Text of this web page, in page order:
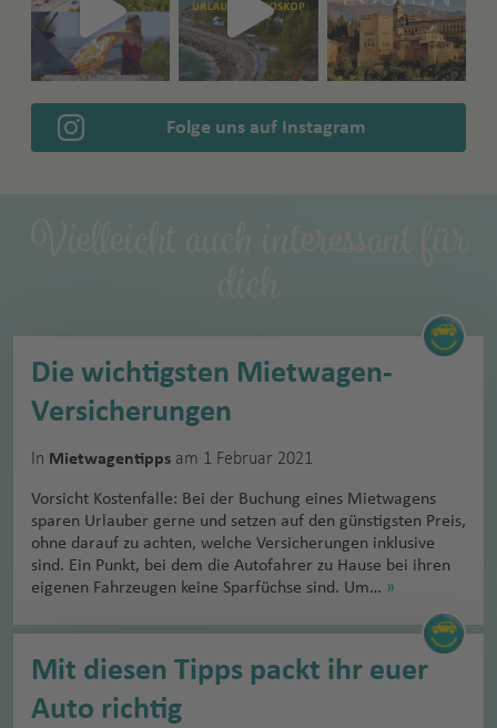
Folge uns auf Instagram
Die wichtigsten Mietwagen-
Versicherungen
In Mietwagentipps am 1 Februar 2021
Vorsicht Kostenfalle: Bei der Buchung eines Mietwagens
sparen Urlauber gerne und setzen auf den günstigsten Preis,
ohne darauf zu achten, welche Versicherungen inklusive
sind. Ein Punkt, bei dem die Autofahrer zu Hause bei ihren
eigenen Fahrzeugen keine Sparfüchse sind. Um… »
Mit diesen Tipps packt ihr euer
Auto richtig